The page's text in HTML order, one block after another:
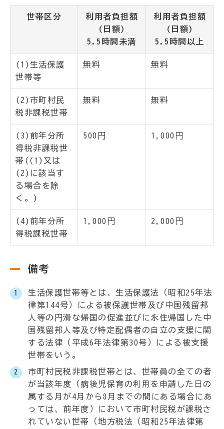
世帯区分
利用者負担額
(日額)
5.5時間未満
利用者負担額
(日額)
5.5時間以上
(1)生活保護
世帯等
無料 無料
(2)市町村民
税非課税世帯
無料 無料
(3)前年分所
得税非課税世
帯((1)又は
(2)に該当す
る場合を除
く。)
500円 1,000円
(4)前年分所
得税課税世帯
1,000円 2,000円
備考
生活保護世帯等とは、生活保護法（昭和25年法
律第144号）による被保護世帯及び中国残留邦
人等の円滑な帰国の促進並びに永住帰国した中
国残留邦人等及び特定配偶者の自立の支援に関
する法律（平成6年法律第30号）による被支援
世帯をいう。
市町村民税非課税世帯とは、世帯員の全ての者
が当該年度（病後児保育の利用を申請した日の
属する月が4月から8月までの間にある場合にあ
っては、前年度）において市町村民税が課税さ
れていない世帯（地方税法（昭和25年法律第